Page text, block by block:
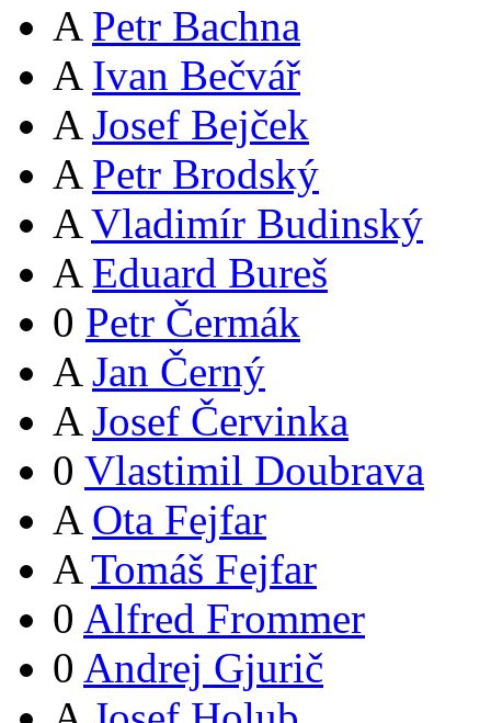
A Petr Bachna
A Ivan Bečvář
A Josef Bejček
A Petr Brodský
A Vladimír Budinský
A Eduard Bureš
0 Petr Čermák
A Jan Černý
A Josef Červinka
0 Vlastimil Doubrava
A Ota Fejfar
A Tomáš Fejfar
0 Alfred Frommer
0 Andrej Gjurič